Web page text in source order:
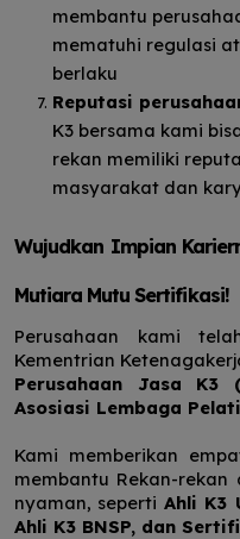
membantu
mematuhi regulasi
berlaku
Reputasi
K3 bersama kami
rekan memiliki
masyarakat dan
Wujudkan Impian
Mutiara Mutu Sertifikasi!
Perusahaan kami
Kementrian
Perusahaan Jasa
Asosiasi Lembaga
Kami memberikan
membantu Rekan-
nyaman, seperti Ahli K3
Ahli K3 BNSP, dan